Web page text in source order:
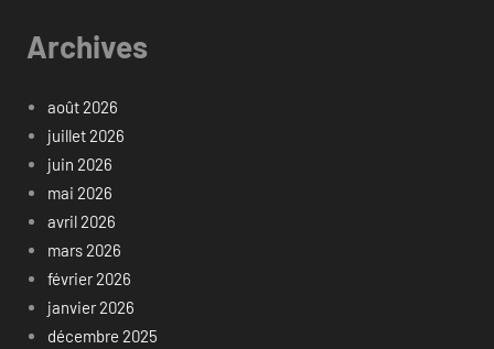
Archives
août 2026
juillet 2026
juin 2026
mai 2026
avril 2026
mars 2026
février 2026
janvier 2026
décembre 2025